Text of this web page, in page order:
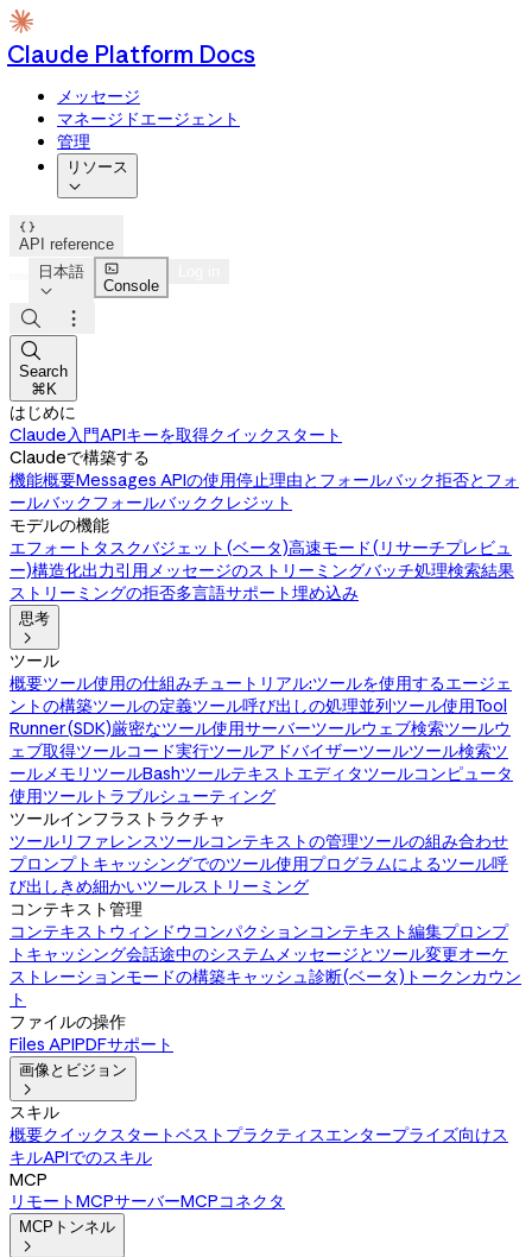
Claude Platform Docs
メッセージ
マネージドエージェント
管理
リソース


API reference
日本語


Console



Search
⌘K
はじめに
Claude入門APIキーを取得クイックスタート
Claudeで構築する
機能概要Messages APIの使用停止理由とフォールバック拒否とフォ
ールバックフォールバッククレジット
モデルの機能
エフォート タスクバジェット(ベータ)高速モード(リサーチプレビュ
ー)構造化出力引用メッセージのストリーミングバッチ処理検索結果
ストリーミングの拒否多言語サポート埋め込み
思考

ツール
概要ツール使用の仕組みチュートリアル:ツールを使用するエージェ
ントの構築ツールの定義ツール呼び出しの処理並列ツール使用Tool
Runner(SDK)厳密なツール使用サーバーツールウェブ検索ツールウ
ェブ取得ツールコード実行ツールアドバイザーツールツール検索ツ
ールメモリツールBashツールテキストエディタツールコンピュータ
使用ツール トラブルシューティング
ツールインフラストラクチャ
ツールリファレンスツールコンテキストの管理ツールの組み合わせ
プロンプトキャッシングでのツール使用プログラムによるツール呼
び出し きめ細かいツールストリーミング
コンテキスト管理
コンテキストウィンドウ コンパクションコンテキスト編集プロンプ
トキャッシング会話途中のシステムメッセージとツール変更オーケ
ストレーションモードの構築キャッシュ診断(ベータ) トークンカウン
ト
ファイルの操作
Files APIPDFサポート
画像とビジョン

スキル
概要クイックスタートベストプラクティスエンタープライズ向けス
キルAPIでのスキル
MCP
リモートMCPサーバーMCPコネクタ
MCPトンネル
